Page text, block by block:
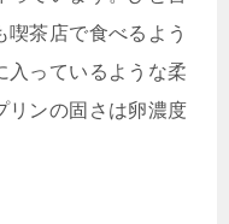
茶店で食べるよう
入っているような柔
リンの固さは卵濃度